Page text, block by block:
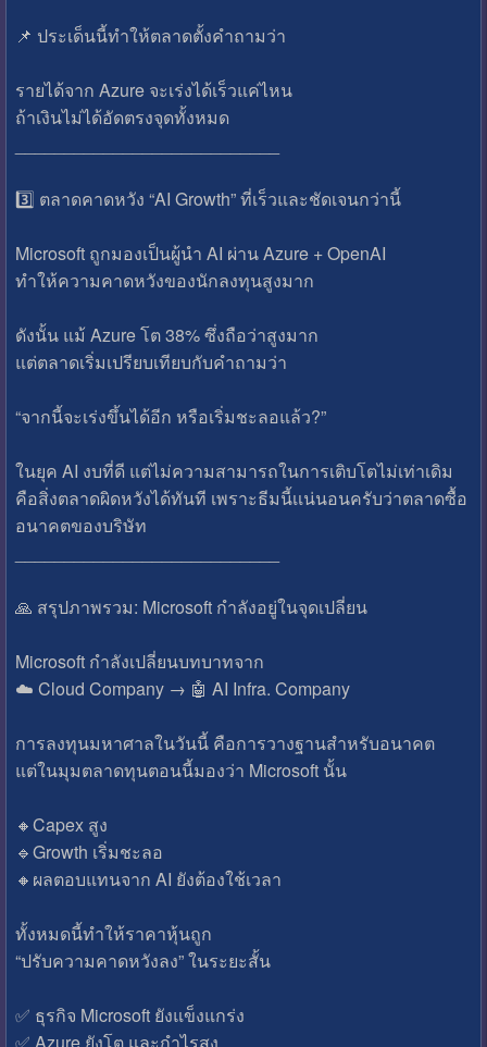
📌 ประเด็นนี้ทำให้ตลาดตั้งคำถามว่า
รายได้จาก Azure จะเร่งได้เร็วแค่ไหน
ถ้าเงินไม่ได้อัดตรงจุดทั้งหมด
3️⃣ ตลาดคาดหวัง “AI Growth” ที่เร็วและชัดเจนกว่านี้
Microsoft ถูกมองเป็นผู้นำ AI ผ่าน Azure + OpenAI
ทำให้ความคาดหวังของนักลงทุนสูงมาก
ดังนั้น แม้ Azure โต 38% ซึ่งถือว่าสูงมาก
แต่ตลาดเริ่มเปรียบเทียบกับคำถามว่า
“จากนี้จะเร่งขึ้นได้อีก หรือเริ่มชะลอแล้ว?”
ในยุค AI งบที่ดี แต่ไม่ความสามารถในการเติบโตไม่เท่าเดิม
คือสิ่งตลาดผิดหวังได้ทันที เพราะธีมนี้เเน่นอนครับว่าตลาดซื้อ
อนาคตของบริษัท
🙏 สรุปภาพรวม: Microsoft กำลังอยู่ในจุดเปลี่ยน
Microsoft กำลังเปลี่ยนบทบาทจาก
☁️ Cloud Company → 🤖 AI Infra. Company
การลงทุนมหาศาลในวันนี้ คือการวางฐานสำหรับอนาคต
แต่ในมุมตลาดทุนตอนนี้มองว่า Microsoft นั้น
🔸️Capex สูง
🔹️Growth เริ่มชะลอ
🔸️ผลตอบแทนจาก AI ยังต้องใช้เวลา
ทั้งหมดนี้ทำให้ราคาหุ้นถูก
“ปรับความคาดหวังลง” ในระยะสั้น
✅️ ธุรกิจ Microsoft ยังแข็งแกร่ง
✅️ Azure ยังโต และกำไรสูง